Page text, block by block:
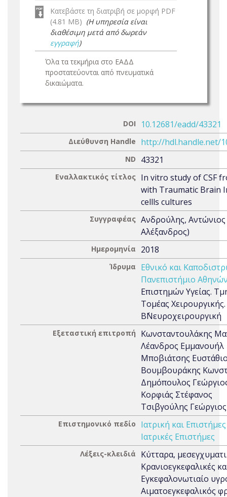
Κατεβάστε τη διατριβή σε μορφή PDF
(4.81 MB) (Η υπηρεσία είναι
διαθέσιμη μετά από δωρεάν
εγγραφή)
Όλα τα τεκμήρια στο ΕΑΔΔ
προστατεύονται από πνευματικά
δικαιώματα.
DOI 10.12681/eadd/43321
Διεύθυνση Handle http://hdl.handle.net/
ND 43321
Εναλλακτικός τίτλος In vitro study of CSF
with Traumatic Brain
cellls cultures
Συγγραφέας Ανδρούλης,
Αλέξανδρος)
Ημερομηνία 2018
Ίδρυμα
Εθνικό και
Πανεπιστήμιο
Επιστημών Υγείας.
Τομέας
Β΄Νευροχειρουργική
Εξεταστική επιτροπή
Κωνσταντουλάκης
Λέανδρος Εμμανουήλ
Μποβιάτσης
Βουμβουράκης
Δημόπουλος
Κορφιάς Στέφανος
Τσιβγούλης Γεώργιος
Επιστημονικό πεδίο
Ιατρική και
Ιατρικές Επιστήμες
Λέξεις-κλειδιά
Κύτταρα,
Κρανιοεγκεφαλικές
Εγκεφαλονωτιαίο
Αιματοεγκεφαλικός